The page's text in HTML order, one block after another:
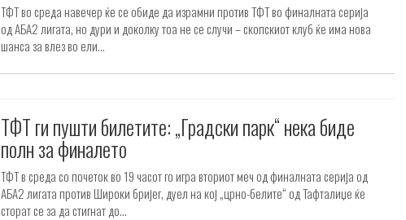
ТФТ во среда навечер ќе се обиде да израмни против ТФТ во финалната серија
од АБА2 лигата, но дури и доколку тоа не се случи – скопскиот клуб ќе има нова
шанса за влез во ели...
ТФТ ги пушти билетите: „Градски парк“ нека биде
полн за финалето
ТФТ в среда со почеток во 19 часот го игра вториот меч од финалната серија од
АБА2 лигата против Широки бријег, дуел на кој „црно-белите“ од Тафталиџе ќе
сторат се за да стигнат до...